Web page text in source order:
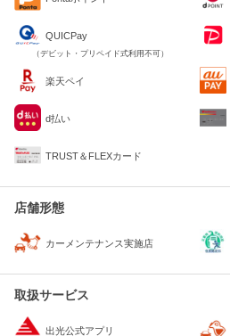
QUICPay
（デビット・プリペイド式利用不可）
楽天ペイ
d払い
TRUST＆FLEXカード
店舗形態
カーメンテナンス実施店
取扱サービス
出光公式アプリ